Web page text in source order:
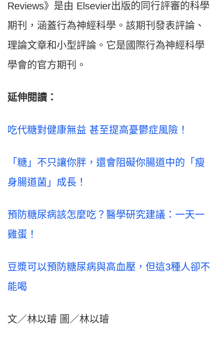
Reviews》是由 Elsevier出版的同行評審的科學
期刊，涵蓋行為神經科學。該期刊發表評論、
理論文章和小型評論。它是國際行為神經科學
學會的官方期刊。
延伸閱讀：
吃代糖對健康無益 甚至提高憂鬱症風險！
「糖」不只讓你胖，還會阻礙你腸道中的「瘦
身腸道菌」成長！
預防糖尿病該怎麼吃？醫學研究建議：一天一
雞蛋！
豆漿可以預防糖尿病與高血壓，但這3種人卻不
能喝
文／林以璿 圖／林以璿